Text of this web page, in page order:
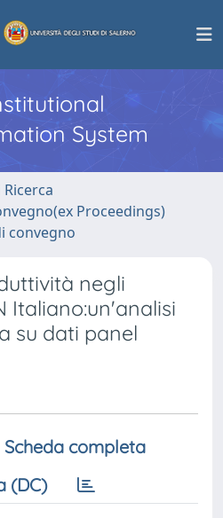
System
Proceedings)
convegno
negli
Italiano:un'analisi
su dati panel
Scheda completa
(DC)